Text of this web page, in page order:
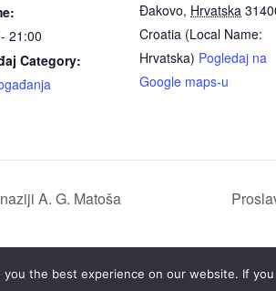
21:00
Category:
Đakovo, Hrvatska
Croatia (Local Name:
Hrvatska) Pogledaj na
Google maps-u
A. G. Matoša
the best experience on our website. If